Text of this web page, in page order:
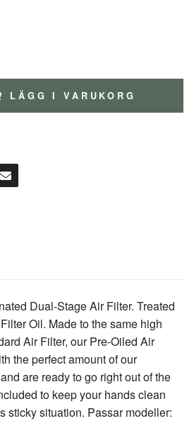
LÄGG I VARUKORG
Dual-Stage Air Filter. Treated
Oil. Made to the same high
Air Filter, our Pre-Oiled Air
the perfect amount of our
are ready to go right out of the
to keep your hands clean
sticky situation. Passar modeller: